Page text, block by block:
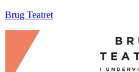
Brug Teatret